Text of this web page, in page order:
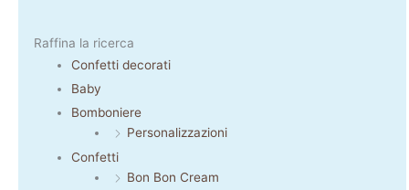
Raffina la ricerca
Confetti decorati
Baby
Bomboniere
Personalizzazioni
Confetti
Bon Bon Cream